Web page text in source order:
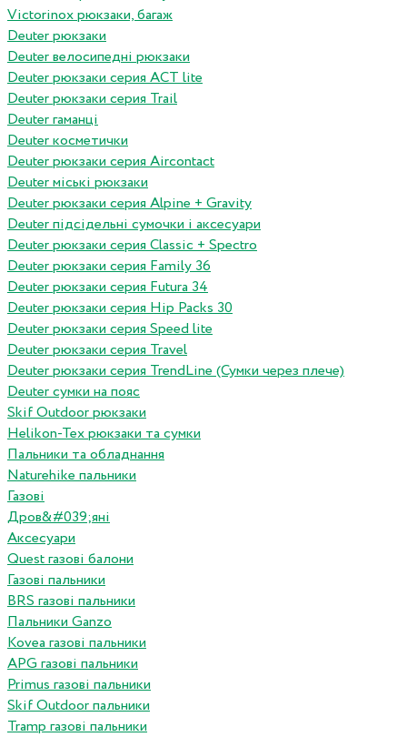
Victorinox рюкзаки, багаж
Deuter рюкзаки
Deuter велосипедні рюкзаки
Deuter рюкзаки серия ACT lite
Deuter рюкзаки серия Trail
Deuter гаманці
Deuter косметички
Deuter рюкзаки серия Aircontact
Deuter міські рюкзаки
Deuter рюкзаки серия Alpine + Gravity
Deuter підсідельні сумочки і аксесуари
Deuter рюкзаки серия Classic + Spectro
Deuter рюкзаки серия Family 36
Deuter рюкзаки серия Futura 34
Deuter рюкзаки серия Hip Packs 30
Deuter рюкзаки серия Speed lite
Deuter рюкзаки серия Travel
Deuter рюкзаки серия TrendLine (Сумки через плече)
Deuter сумки на пояс
Skif Outdoor рюкзаки
Helikon-Tex рюкзаки та сумки
Пальники та обладнання
Naturehike пальники
Газові
Дров&#039;яні
Аксесуари
Quest газові балони
Газові пальники
BRS газові пальники
Пальники Ganzo
Kovea газові пальники
APG газові пальники
Primus газові пальники
Skif Outdoor пальники
Tramp газові пальники